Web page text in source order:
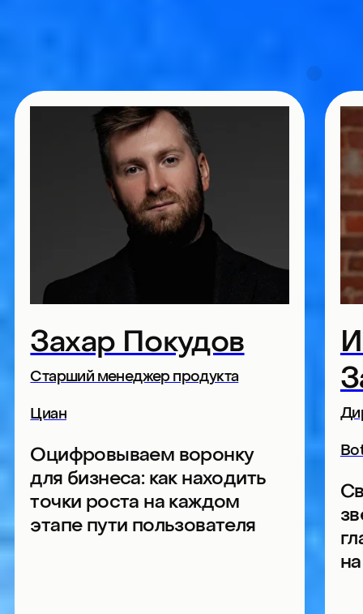
Анна Обухова
Бизнес-тренер
annaobukhova.ru
Мозг и деньги: как
настроить мозг для
прибыли
Игорь
Менеджер
Цена
игра про
Собираем аудиторию
практикующих
профессионалов